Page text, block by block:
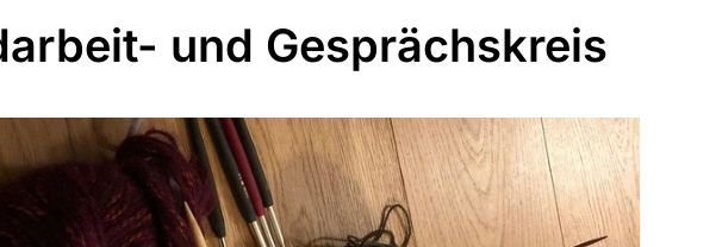
und Gesprächskreis